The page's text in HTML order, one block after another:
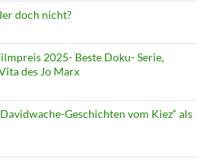
doch nicht?
2025- Beste Doku- Serie,
des Jo Marx
Geschichten vom Kiez“ als